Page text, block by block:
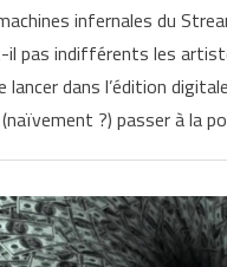
infernales du
il pas indifférents les
lancer dans l’édition
?) passer à la